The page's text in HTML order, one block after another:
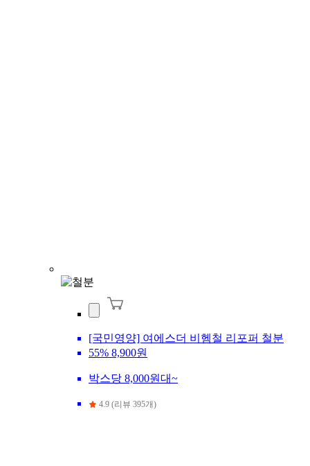
[국민영양] 여에스더 비헴철 리포퍼 철분
55% 8,900원
박스당 8,000원대~
4.9 (리뷰 395개)